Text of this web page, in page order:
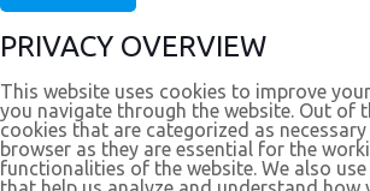
PRIVACY OVERVIEW
This website uses cookies to improve
you navigate through the website. Out of
cookies that are categorized as
browser as they are essential for the
functionalities of the website. We also